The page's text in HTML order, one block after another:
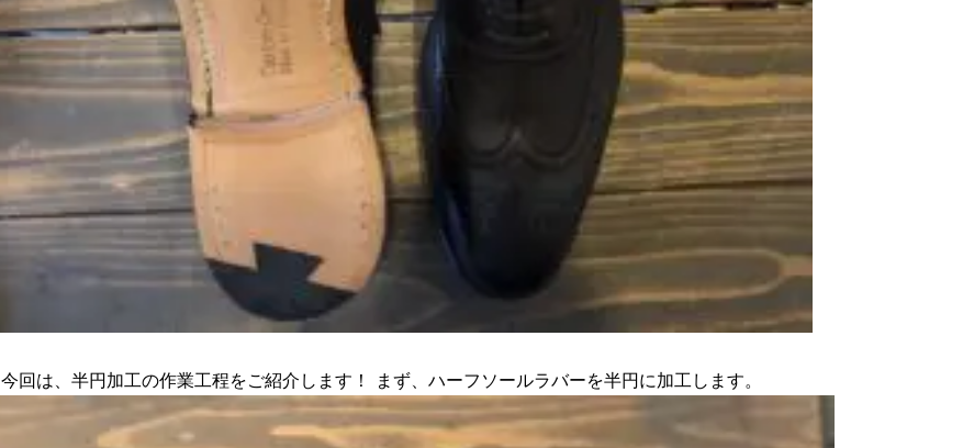
今回は、半円加工の作業工程をご紹介します！ まず、ハーフソールラバーを半円に加工します。